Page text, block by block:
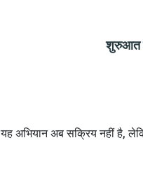
शुरुआत
यह अभियान अब सक्रिय नहीं है,